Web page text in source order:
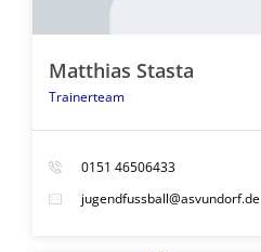
Matthias Stasta
Trainerteam
0151 46506433
jugendfussball@asvundorf.de